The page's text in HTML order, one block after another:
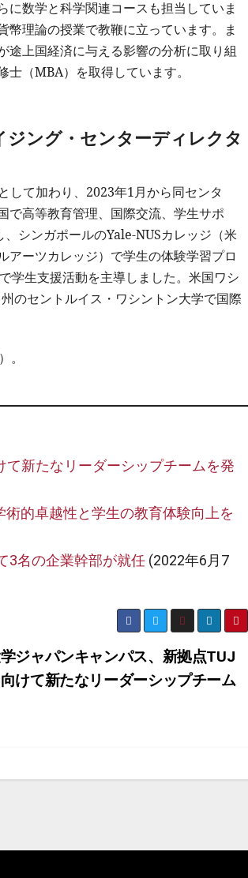
数学と科学関連コースも担当していま
理論の授業で教鞭に立っています。ま
途上国経済に与える影響の分析に取り組
（MBA）を取得しています。
ング・センターディレクタ
して加わり、2023年1月から同センタ
で高等教育管理、国際交流、学生サポ
シンガポールのYale-NUSカレッジ（米
アーツカレッジ）で学生の体験学習プロ
学生支援活動を主導しました。米国ワシ
のセントルイス・ワシントン大学で国際
。
新たなリーダーシップチームを発
的卓越性と学生の教育体験向上を
3名の企業幹部が就任 (2022年6月7
ジャパンキャンパス、新拠点TUJ
けて新たなリーダーシップチーム